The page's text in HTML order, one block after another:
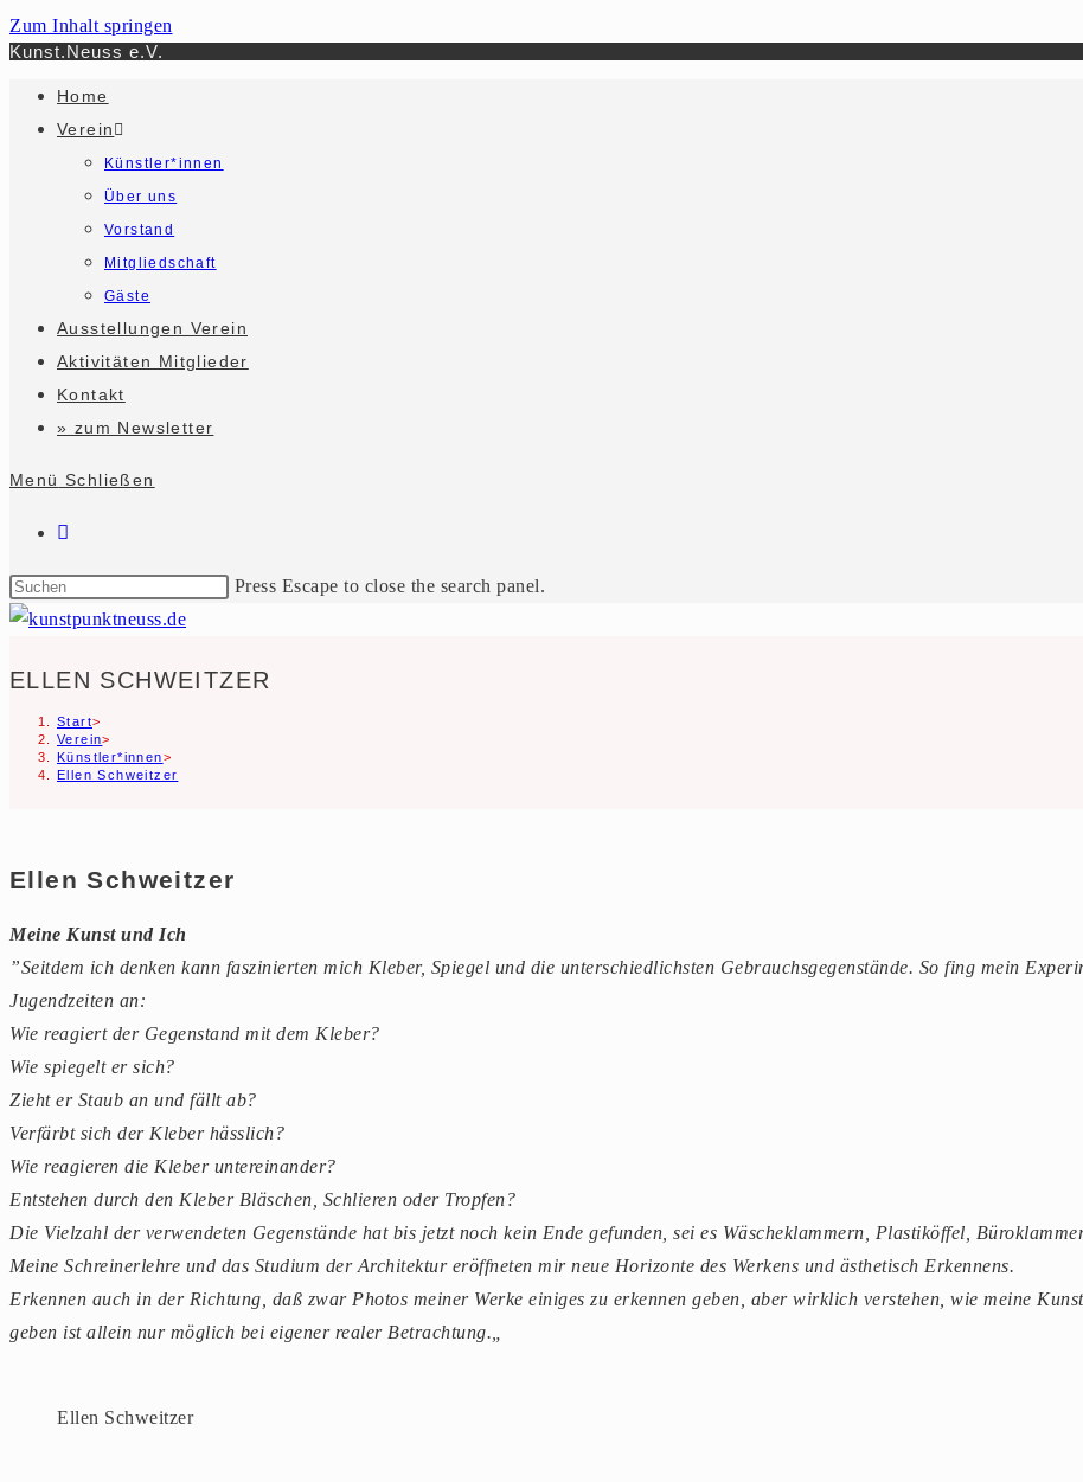
Zum Inhalt springen
Kunst.Neuss e.V.
Home
Verein
Künstler*innen
Über uns
Vorstand
Mitgliedschaft
Gäste
Ausstellungen Verein
Aktivitäten Mitglieder
Kontakt
» zum Newsletter
Menü Schließen
Press Escape to close the search panel.
ELLEN SCHWEITZER
Start>
Verein>
Künstler*innen>
Ellen Schweitzer
Ellen Schweitzer
Meine Kunst und Ich
”Seitdem ich denken kann faszinierten mich Kleber, Spiegel und die unterschiedlichsten Gebrauchsgegenstände. So fing mein
Jugendzeiten an:
Wie reagiert der Gegenstand mit dem Kleber?
Wie spiegelt er sich?
Zieht er Staub an und fällt ab?
Verfärbt sich der Kleber hässlich?
Wie reagieren die Kleber untereinander?
Entstehen durch den Kleber Bläschen, Schlieren oder Tropfen?
Die Vielzahl der verwendeten Gegenstände hat bis jetzt noch kein Ende gefunden, sei es Wäscheklammern, Plastiköffel,
Meine Schreinerlehre und das Studium der Architektur eröffneten mir neue Horizonte des Werkens und ästhetisch Erkennens.
Erkennen auch in der Richtung, daß zwar Photos meiner Werke einiges zu erkennen geben, aber wirklich verstehen, wie meine
geben ist allein nur möglich bei eigener realer Betrachtung.„
Ellen Schweitzer